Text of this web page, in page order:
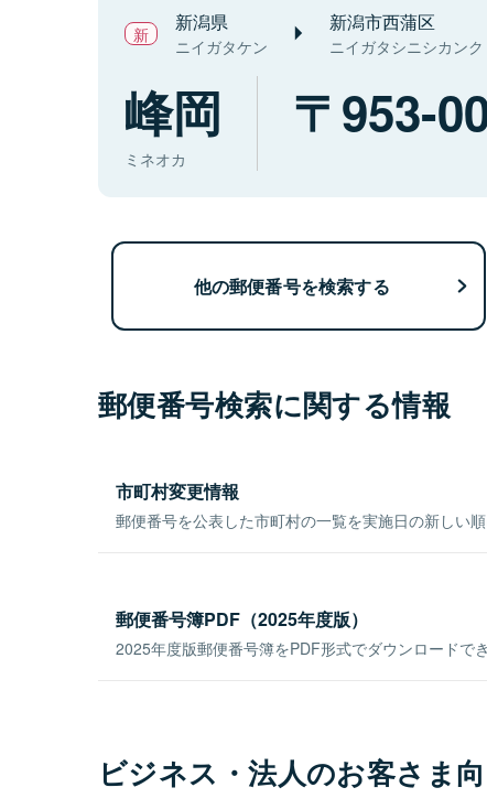
新潟県
ニイガタケン
新潟市西蒲区
ニイガタシニシカンク
峰岡
ミネオカ
953-
他の郵便番号を検索する
郵便番号検索に関する情報
市町村変更情報
郵便番号を公表した市町村の一覧を実施日の新しい順
郵便番号簿PDF（2025年度版）
2025年度版郵便番号簿をPDF形式でダウンロードでき
ビジネス・法人のお客さま